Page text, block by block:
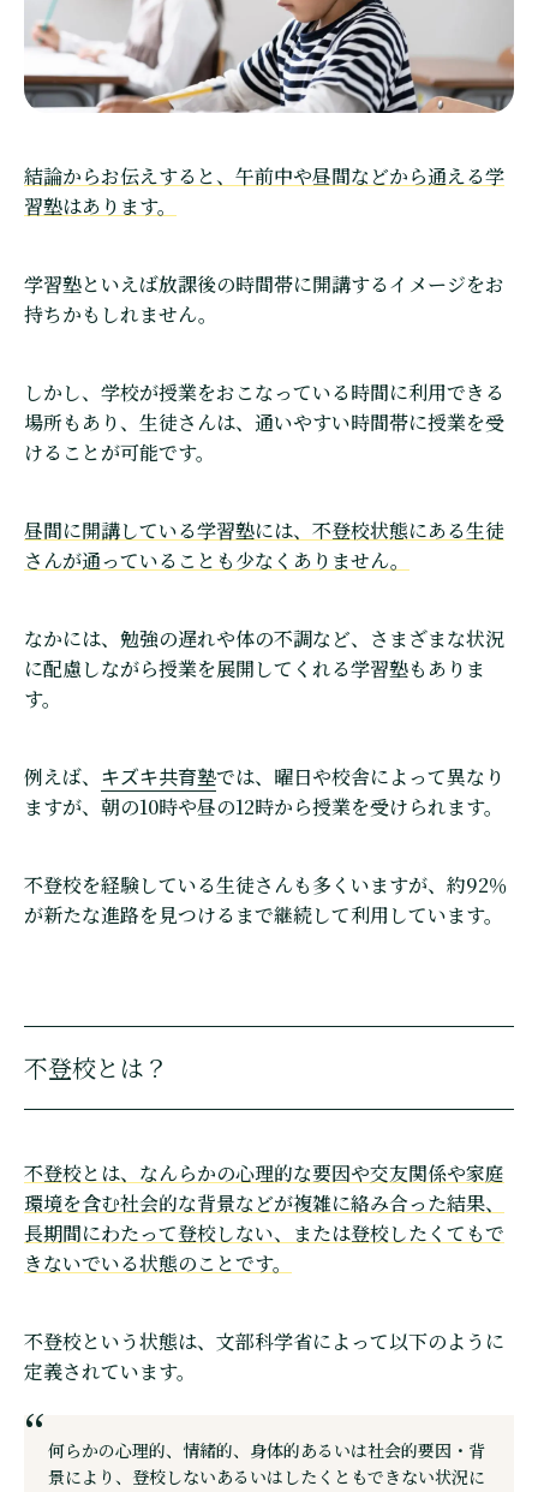
結論からお伝えすると、午前中や昼間などから通える学
習塾はあります。
学習塾といえば放課後の時間帯に開講するイメージをお
持ちかもしれません。
しかし、学校が授業をおこなっている時間に利用できる
場所もあり、生徒さんは、通いやすい時間帯に授業を受
けることが可能です。
昼間に開講している学習塾には、不登校状態にある生徒
さんが通っていることも少なくありません。
なかには、勉強の遅れや体の不調など、さまざまな状況
に配慮しながら授業を展開してくれる学習塾もありま
す。
例えば、 キズキ共育塾では、曜日や校舎によって異なり
ますが、朝の10時や昼の12時から授業を受けられます。
不登校を経験している生徒さんも多くいますが、約92％
が新たな進路を見つけるまで継続して利用しています。
不登校とは？
不登校とは、なんらかの心理的な要因や交友関係や家庭
環境を含む社会的な背景などが複雑に絡み合った結果、
長期間にわたって登校しない、または登校したくてもで
きないでいる状態のことです。
不登校という状態は、文部科学省によって以下のように
定義されています。
何らかの心理的、情緒的、身体的あるいは社会的要因・背
景により、登校しないあるいはしたくともできない状況に